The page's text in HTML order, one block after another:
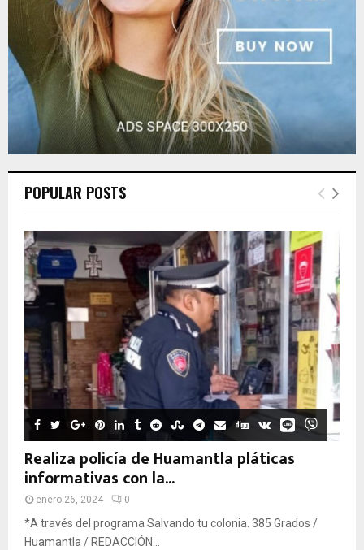
POPULAR POSTS
Realiza policía de Huamantla pláticas
informativas con la...
enero 26, 2024 0
*A través del programa Salvando tu colonia. 385 Grados /
Huamantla / REDACCIÓN...